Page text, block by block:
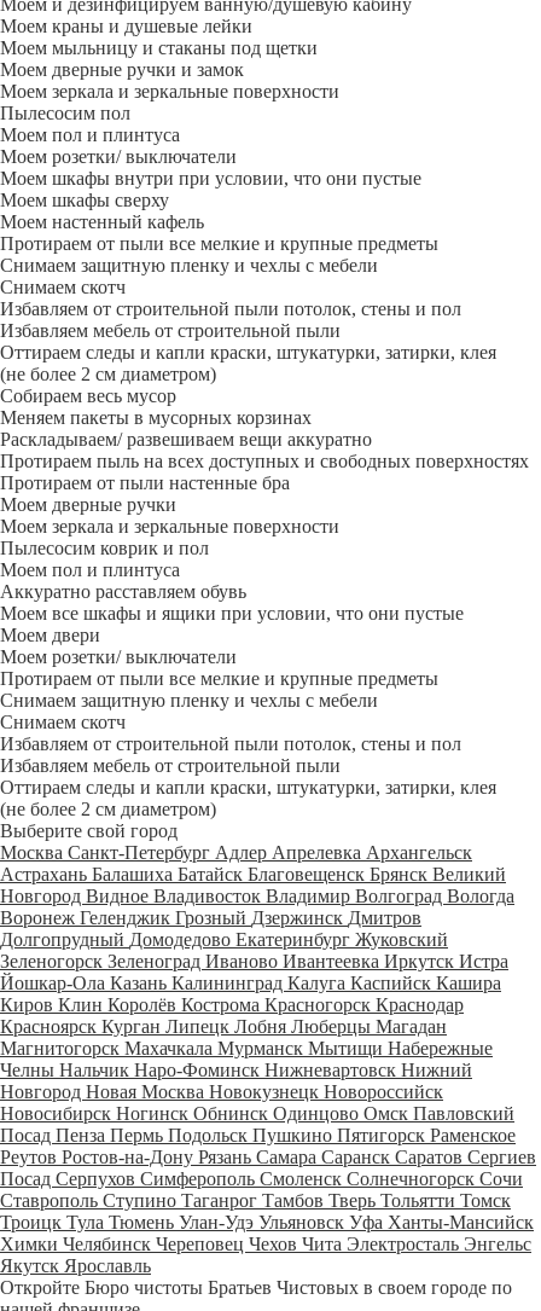
Моем и дезинфицируем ванную/душевую кабину
Моем краны и душевые лейки
Моем мыльницу и стаканы под щетки
Моем дверные ручки и замок
Моем зеркала и зеркальные поверхности
Пылесосим пол
Моем пол и плинтуса
Моем розетки/ выключатели
Моем шкафы внутри при условии, что они пустые
Моем шкафы сверху
Моем настенный кафель
Протираем от пыли все мелкие и крупные предметы
Снимаем защитную пленку и чехлы с мебели
Снимаем скотч
Избавляем от строительной пыли потолок, стены и пол
Избавляем мебель от строительной пыли
Оттираем следы и капли краски, штукатурки, затирки, клея
(не более 2 см диаметром)
Собираем весь мусор
Меняем пакеты в мусорных корзинах
Раскладываем/ развешиваем вещи аккуратно
Протираем пыль на всех доступных и свободных поверхностях
Протираем от пыли настенные бра
Моем дверные ручки
Моем зеркала и зеркальные поверхности
Пылесосим коврик и пол
Моем пол и плинтуса
Аккуратно расставляем обувь
Моем все шкафы и ящики при условии, что они пустые
Моем двери
Моем розетки/ выключатели
Протираем от пыли все мелкие и крупные предметы
Снимаем защитную пленку и чехлы с мебели
Снимаем скотч
Избавляем от строительной пыли потолок, стены и пол
Избавляем мебель от строительной пыли
Оттираем следы и капли краски, штукатурки, затирки, клея
(не более 2 см диаметром)
Выберите свой город
Москва Санкт-Петербург Адлер Апрелевка Архангельск
Астрахань Балашиха Батайск Благовещенск Брянск Великий
Новгород Видное Владивосток Владимир Волгоград Вологда
Воронеж Геленджик Грозный Дзержинск Дмитров
Долгопрудный Домодедово Екатеринбург Жуковский
Зеленогорск Зеленоград Иваново Ивантеевка Иркутск Истра
Йошкар-Ола Казань Калининград Калуга Каспийск Кашира
Киров Клин Королёв Кострома Красногорск Краснодар
Красноярск Курган Липецк Лобня Люберцы Магадан
Магнитогорск Махачкала Мурманск Мытищи Набережные
Челны Нальчик Наро-Фоминск Нижневартовск Нижний
Новгород Новая Москва Новокузнецк Новороссийск
Новосибирск Ногинск Обнинск Одинцово Омск Павловский
Посад Пенза Пермь Подольск Пушкино Пятигорск Раменское
Реутов Ростов-на-Дону Рязань Самара Саранск Саратов Сергиев
Посад Серпухов Симферополь Смоленск Солнечногорск Сочи
Ставрополь Ступино Таганрог Тамбов Тверь Тольятти Томск
Троицк Тула Тюмень Улан-Удэ Ульяновск Уфа Ханты-Мансийск
Химки Челябинск Череповец Чехов Чита Электросталь Энгельс
Якутск Ярославль
Откройте Бюро чистоты Братьев Чистовых в своем городе по